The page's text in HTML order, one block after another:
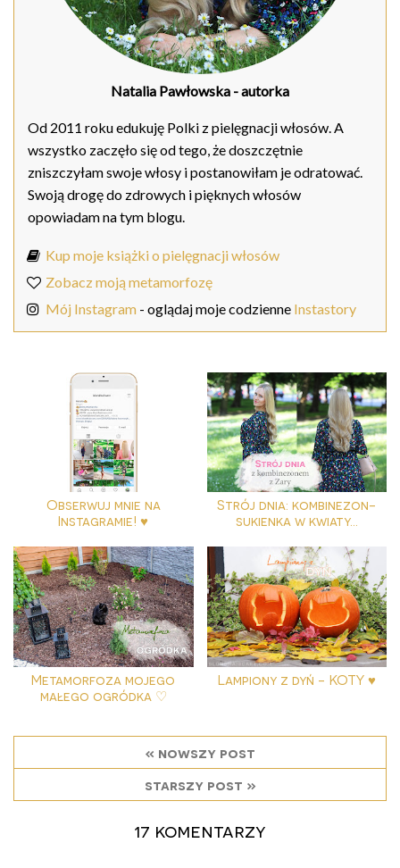
Natalia Pawłowska - autorka
Od 2011 roku edukuję Polki z pielęgnacji włosów. A
wszystko zaczęło się od tego, że doszczętnie
zniszczyłam swoje włosy i postanowiłam je odratować.
Swoją drogę do zdrowych i pięknych włosów
opowiadam na tym blogu.
Kup moje książki o pielęgnacji włosów
Zobacz moją metamorfozę
Mój Instagram - oglądaj moje codzienne Instastory
Obserwuj mnie na
Instagramie! ♥
Strój dnia: kombinezon-
sukienka w kwiaty...
Metamorfoza mojego
małego ogródka ♡
Lampiony z dyń - KOTY ♥
« nowszy post
starszy post »
17 komentarzy